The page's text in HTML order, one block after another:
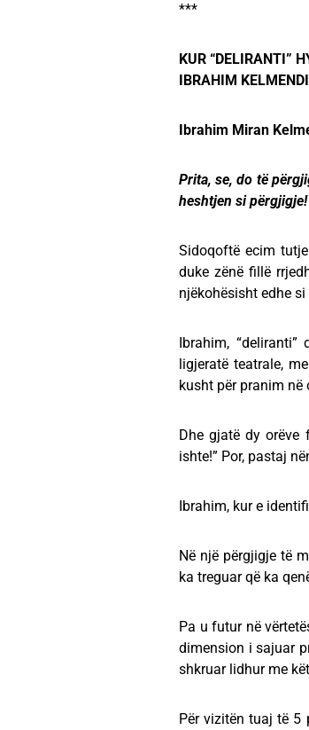
***
KUR “DELIRANTI”
IBRAHIM
Ibrahim Miran
Prita, se, do të
heshtjen si përgjigje!
Sidoqoftë ecim
duke zënë fillë
njëkohësisht edhe
Ibrahim,
ligjeratë teatrale,
kusht për pranim në
Dhe gjatë dy orëve
ishte!” Por, pastaj
Ibrahim, kur e
Në një përgjigje të
ka treguar që ka
Pa u futur në
dimension i sajuar
shkruar lidhur me
Për vizitën tuaj të 5